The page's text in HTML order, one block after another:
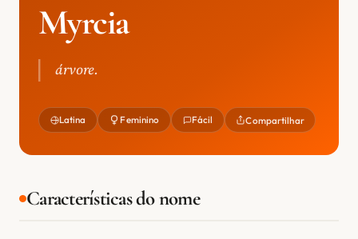
Myrcia
árvore.
Latina Feminino Fácil Compartilhar
Características do nome